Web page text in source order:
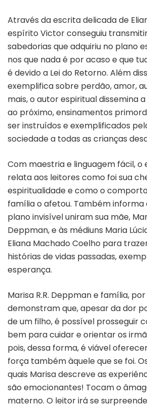
Através da escrita delicada de
espírito Victor conseguiu
sabedorias que adquiriu no plano
nos que nada é por acaso e que
é devido a Lei do Retorno. Além
exemplifica sobre perdão, amor,
mais, o autor espiritual dissemina
ao próximo, ensinamentos
ser instruídos e exemplificados
sociedade a todas as crianças
Com maestria e linguagem fácil,
relata aos leitores como foi sua
espiritualidade e como o
família o afetou. Também informa
plano invisível uniram sua mãe,
Deppman, e às médiuns Maria
Eliana Machado Coelho para
histórias de vidas passadas,
esperança.
Marisa R.R. Deppman e família, por
demonstram que, apesar da dor
de um filho, é possível prosseguir
bem para cuidar e orientar os
pois, dessa forma, é viável
força também àquele que se foi.
quais Marisa descreve as
são emocionantes! Tocam o
materno. O leitor irá se